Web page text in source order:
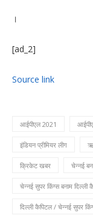
।
[ad_2]
Source link
आईपीएल 2021
इंडियन प्रीमियर लीग
क्रिकेट खबर चेन्नई
चेन्नई सुपर किंग्स बनाम दिल्ली
दिल्ली कैपिटल / चेन्नई सुपर